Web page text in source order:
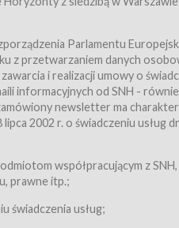
mowa w ust. 2 pkt. 4 i 5 poniżej,
fizycznymi.
elektroniczną w rozumieniu
z późń. zm.). Usługi świadczone są
Parlamentu
z przetwarzaniem danych
i realizacji umowy o
informacyjnych od SNH -
newsletter ma charakter
2002 r. o świadczeniu usług
współpracującym z
prawne itp.;
świadczenia usług;